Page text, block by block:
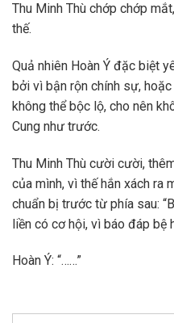
Thu Minh Thù chớp chớp
thế.
Quả nhiên Hoàn Ý đặc biệt
bởi vì bận rộn chính sự,
không thể bộc lộ, cho nên
Cung như trước.
Thu Minh Thù cười cười,
của mình, vì thế hắn xách ra
chuẩn bị trước từ phía sau:
liền có cơ hội, vì báo đáp bệ
Hoàn Ý: “……”